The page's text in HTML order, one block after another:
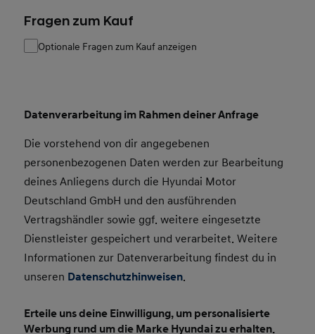
Fragen zum Kauf
Optionale Fragen zum Kauf anzeigen
Datenverarbeitung im Rahmen deiner Anfrage
Die vorstehend von dir angegebenen
personenbezogenen Daten werden zur Bearbeitung
deines Anliegens durch die Hyundai Motor
Deutschland GmbH und den ausführenden
Vertragshändler sowie ggf. weitere eingesetzte
Dienstleister gespeichert und verarbeitet. Weitere
Informationen zur Datenverarbeitung findest du in
unseren Datenschutzhinweisen.
Erteile uns deine Einwilligung, um personalisierte
Werbung rund um die Marke Hyundai zu erhalten.